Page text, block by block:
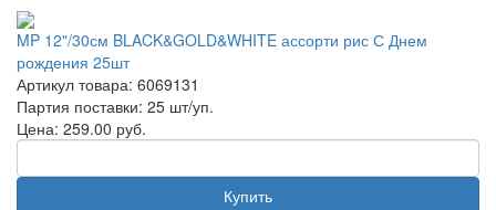
MP 12"/30см BLACK&GOLD&WHITE ассорти рис С Днем
рождения 25шт
Артикул товара: 6069131
Партия поставки: 25 шт/уп.
Цена: 259.00 руб.
Купить